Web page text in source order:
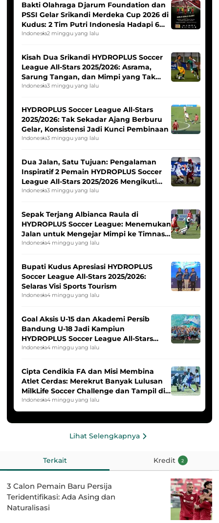
Bakti Olahraga Djarum Foundation dan
PSSI Gelar Srikandi Merdeka Cup 2026 di
Kudus: 2 Tim Putri Indonesia Hadapi 6
Tim Asia
Indonesia2 minggu yang lalu
Kisah Dua Srikandi HYDROPLUS Soccer
League All-Stars 2025/2026: Asrama,
Sarung Tangan, dan Mimpi yang Tak
Pernah Padam
Indonesia3 minggu yang lalu
HYDROPLUS Soccer League All-Stars
2025/2026: Tak Sekadar Ajang Berburu
Gelar, Konsistensi Jadi Kunci Pembinaan
Indonesia3 minggu yang lalu
Dua Jalan, Satu Tujuan: Pengalaman
Inspiratif 2 Pemain HYDROPLUS Soccer
League All-Stars 2025/2026 Mengikuti
Seleksi Timnas Indonesia Putri
Indonesia3 minggu yang lalu
Sepak Terjang Albianca Raula di
HYDROPLUS Soccer League: Menemukan
Jalan untuk Mengejar Mimpi ke Timnas
Indonesia Putri
Indonesia4 minggu yang lalu
Bupati Kudus Apresiasi HYDROPLUS
Soccer League All-Stars 2025/2026:
Selaras Visi Sports Tourism
Indonesia4 minggu yang lalu
Goal Aksis U-15 dan Akademi Persib
Bandung U-18 Jadi Kampiun
HYDROPLUS Soccer League All-Stars
2025/2026
Indonesia4 minggu yang lalu
Cipta Cendikia FA dan Misi Membina
Atlet Cerdas: Merekrut Banyak Lulusan
MilkLife Soccer Challenge dan Tampil di
HYDROPLUS Soccer League
Indonesia4 minggu yang lalu
Lihat Selengkapnya
Terkait Kredit 2
3 Calon Pemain Baru Persija
Teridentifikasi: Ada Asing dan
Naturalisasi